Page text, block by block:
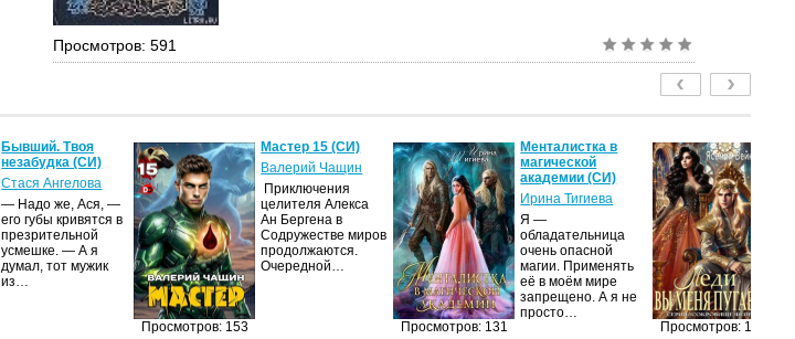
Просмотров: 591
Бывший. Твоя
незабудка (СИ)
Стася Ангелова
— Надо же, Ася, —
его губы кривятся в
презрительной
усмешке. — А я
думал, тот мужик
из…
Просмотров: 153
Мастер 15 (СИ)
Валерий Чащин
Приключения
целителя Алекса
Ан Бергена в
Содружестве миров
продолжаются.
Очередной…
Просмотров: 131
Менталистка в
магической
академии (СИ)
Ирина Тигиева
Я —
обладательница
очень опасной
магии. Применять
её в моём мире
запрещено. А я не
просто…
Просмотров: 130